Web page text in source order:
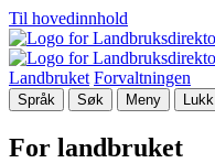
Til hovedinnhold
Landbruket Forvaltningen
Språk Søk Meny Lukk
For landbruket